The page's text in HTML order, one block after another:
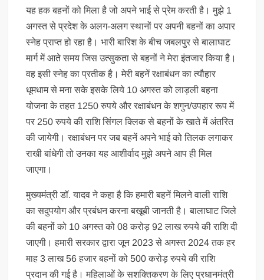
यह हक बहनों को मिला है जो अपने भाई से प्रेम करती है। मुझे 1
अगस्त से प्रदेश के अलग-अलग स्थानों पर अपनी बहनों का अपार
स्नेह प्राप्त हो रहा है। भारी बारिश के बीच जबलपुर से बालाघाट
मार्ग में आते समय जिस उत्सुकता से बहनों ने मेरा इंतजार किया है।
वह इसी स्नेह का प्रतीक है। मेरी बहनें रक्षाबंधन का त्यौहार
धूमधाम से मना सके इसके लिये 10 अगस्त को लाड़ली बहना
योजना के तहत 1250 रुपये और रक्षाबंधन के शगुन/उपहार रूप में
पर 250 रुपये की राशि सिंगल क्लिक से बहनों के खाते में अंतरित
की जायेगी। रक्षाबंधन पर जब बहनें अपने भाई को तिलक लगाकर
राखी बांधेगी तो उनका यह आशीर्वाद मुझे अपने आप ही मिल
जाएगा।
मुख्यमंत्री डॉ. यादव ने कहा है कि हमारी बहनें मिलने वाली राशि
का सदुपयोग और प्रबंधन करना बखूबी जानती है। बालाघाट जिले
की बहनों को 10 अगस्त को 08 करोड़ 92 लाख रुपये की राशि दी
जाएगी। हमारी सरकार द्वारा जून 2023 से अगस्त 2024 तक हर
माह 3 लाख 56 हजार बहनों को 500 करोड़ रुपये की राशि
प्रदान की गई है। महिलाओं के सशक्तिकरण के लिए प्रधानमंत्री